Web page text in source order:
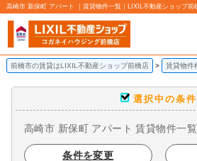
高崎市 新保町 アパート ｜賃貸物件一覧｜LIXIL不動産ショップ前
前橋市の賃貸はLIXIL不動産ショップ前橋店 賃貸物件
選択中の条件
高崎市 新保町 アパート 賃貸物件一覧
条件を変更